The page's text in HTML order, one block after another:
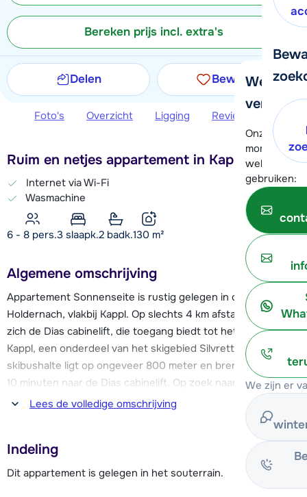
We
verder!
Onze
moment
wel alvast
gebruiken:
We zijn er
Bereken prijs incl. extra's
Delen Bewaren
Foto's Overzicht Ligging Reviews
Ruim en netjes appartement in Kappl
Internet via Wi-Fi
Wasmachine
6 - 8 pers.3 slaapk.2 badk.130 m²
Algemene omschrijving
Appartement Sonnenseite is rustig gelegen in de wijk
Holdernach, vlakbij Kappl. Op slechts 4 km afstand bevindt
zich de Dias cabinelift, die toegang biedt tot het skigebied
Kappl, een onderdeel van het skigebied Silvretta Arena. De
skibushalte ligt op ongeveer 800 meter en brengt je binnen
10 minuten naar de Dias cabinelift. Op zoek naar meer
uitdaging? Het skigebied van Ischgl ligt op slechts 12 km van
De dichtstbijzijnde winkels en restaurants bevinden zich in
het centrum van Kappl, op ca. 4 km afstand. In Kappl vind je
ook een rodelbaan en een funpark voor snowboarders. Voor
Lees de volledige omschrijving
Indeling
Dit appartement is gelegen in het souterrain.